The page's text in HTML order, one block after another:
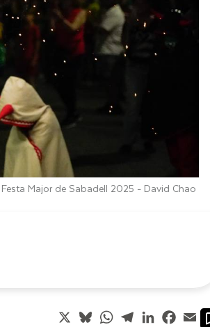
Major de Sabadell 2025 - David Chao
X BlueskyWhatsApp
TelegramLinkedIn